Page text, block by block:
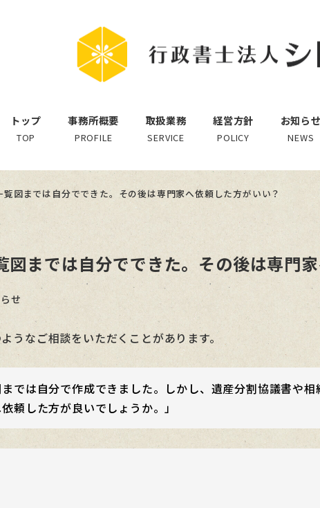
トップ
TOP
事務所概要
PROFILE
取扱業務
SERVICE
経営方針
POLICY
お知らせ
NEWS
覧図までは自分でできた。その後は専門家へ依頼した方がいい？
図までは自分でできた。その後は専門
ーせ
うなご相談をいただくことがあります。
までは自分で作成できました。しかし、遺産分割協議書や
頼した方が良いでしょうか。」